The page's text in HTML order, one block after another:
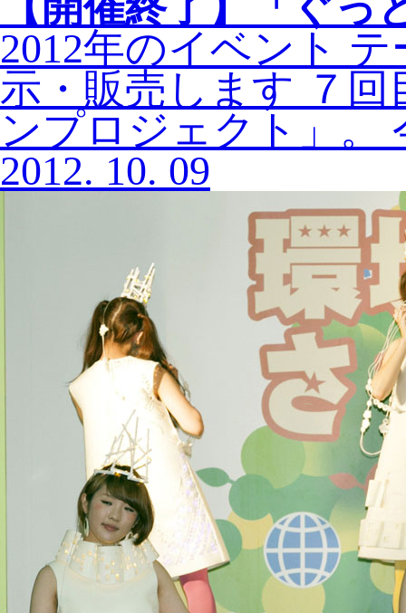
2012年のイベント
示・販売します ７
ンプロジェクト」。
2012. 10. 09